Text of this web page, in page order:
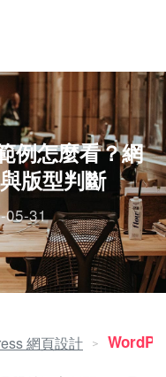
例怎麼看？網
版型判斷
05-31
網頁設計 ＞